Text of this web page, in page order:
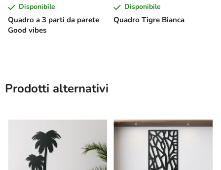
Quadro a 3 parti da parete
Good vibes
Disponibile
Quadro Tigre Bianca
Disponibile
Prodotti alternativi